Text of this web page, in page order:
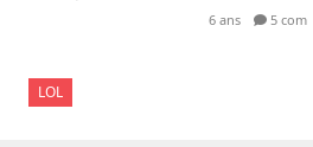
LOL
6 ans 5 com